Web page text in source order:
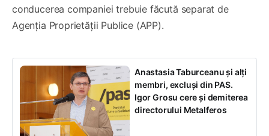
conducerea companiei trebuie făcută separat de
Agenția Proprietății Publice (APP).
Anastasia Taburceanu și alți
membri, excluși din PAS.
Igor Grosu cere și demiterea
directorului Metalferos